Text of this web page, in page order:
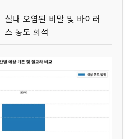
실내 오염된 비말 및 바이러
스 농도 희석